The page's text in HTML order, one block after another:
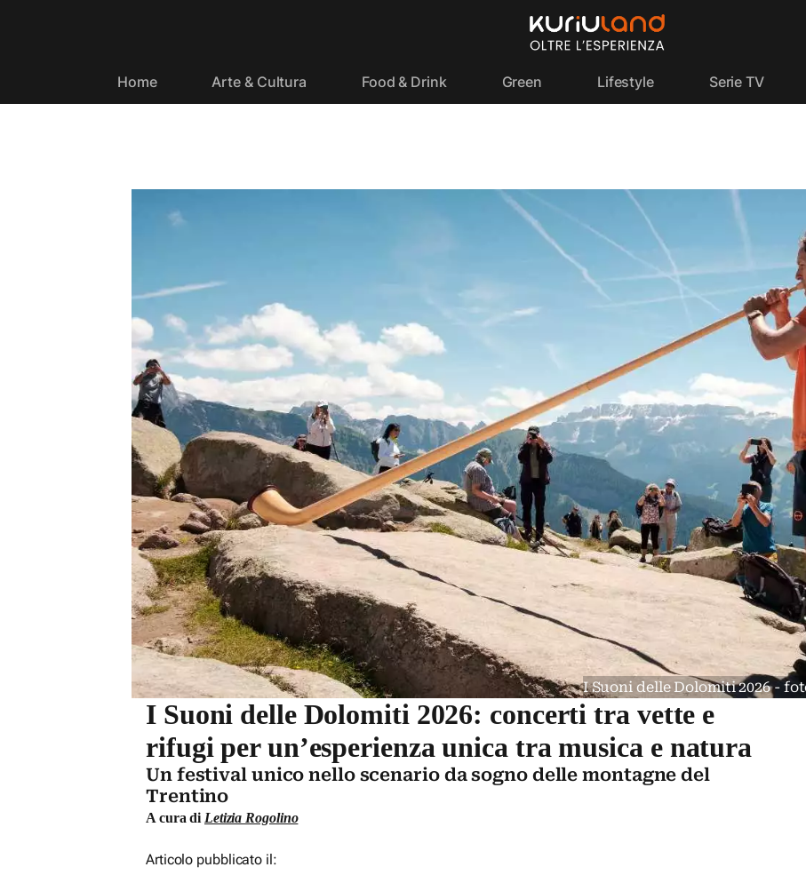
Home Arte & Cultura Food & Drink Green Lifestyle Serie TV
I Suoni delle Dolomiti 2026 -
I Suoni delle Dolomiti 2026: concerti tra vette e
rifugi per un’esperienza unica tra musica e natura
Un festival unico nello scenario da sogno delle montagne del
Trentino
A cura diLetizia Rogolino
Articolo pubblicato il: